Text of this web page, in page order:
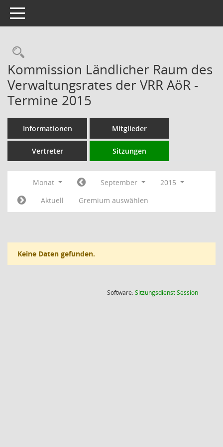
Toggle navigation
Rechercheauswahl
Kommission Ländlicher Raum des
Verwaltungsrates der VRR AöR -
Termine 2015
Informationen Mitglieder
Vertreter Sitzungen
Monat September
2015
Aktuell
Gremium auswählen
Keine Daten gefunden.
Software:SitzungsdienstSession(Wird in